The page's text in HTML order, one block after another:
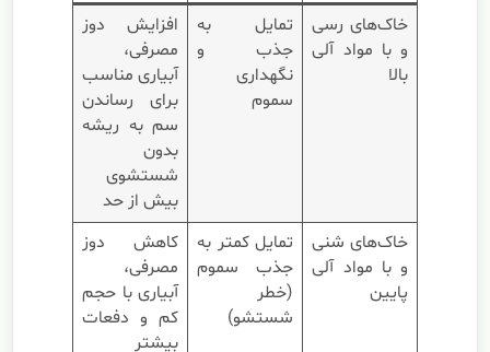
خاک‌های رسی
و با مواد آلی
بالا
تمایل به
جذب و
نگهداری
سموم
افزایش دوز
مصرفی،
آبیاری مناسب
برای رساندن
سم به ریشه
بدون
شستشوی
بیش از حد
خاک‌های شنی
و با مواد آلی
پایین
تمایل کمتر به
جذب سموم
(خطر
شستشو)
کاهش دوز
مصرفی،
آبیاری با حجم
کم و دفعات
بیشتر